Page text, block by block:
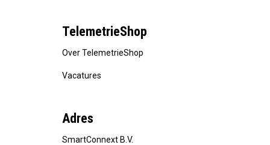
TelemetrieShop
Over TelemetrieShop
Vacatures
Adres
SmartConnext B.V.